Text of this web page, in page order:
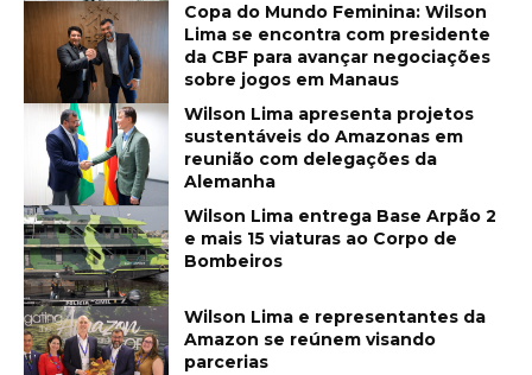
Copa do Mundo Feminina: Wilson
Lima se encontra com presidente
da CBF para avançar negociações
sobre jogos em Manaus
Wilson Lima apresenta projetos
sustentáveis do Amazonas em
reunião com delegações da
Alemanha
Wilson Lima entrega Base Arpão 2
e mais 15 viaturas ao Corpo de
Bombeiros
Wilson Lima e representantes da
Amazon se reúnem visando
parcerias